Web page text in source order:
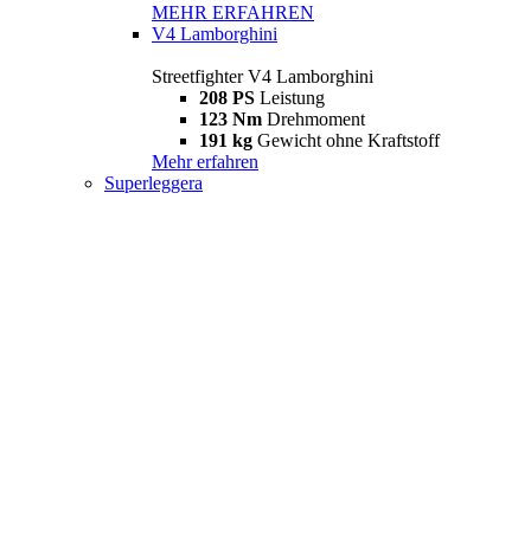
MEHR ERFAHREN
V4 Lamborghini
Streetfighter V4 Lamborghini
208 PS Leistung
123 Nm Drehmoment
191 kg Gewicht ohne Kraftstoff
Mehr erfahren
Superleggera